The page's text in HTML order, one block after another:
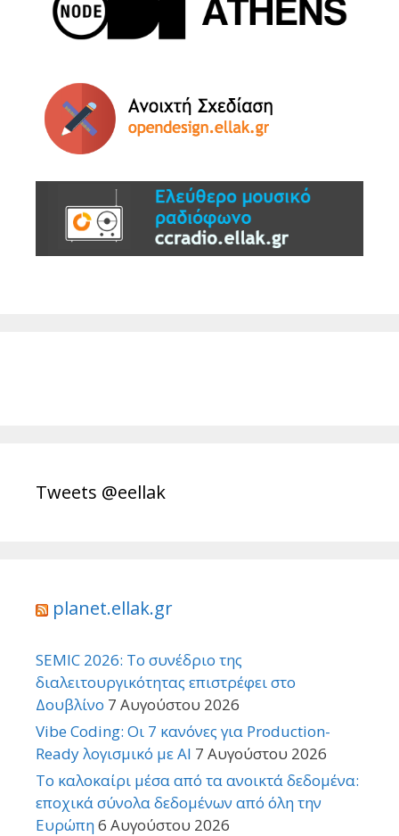
Tweets @eellak
planet.ellak.gr
SEMIC 2026: Το συνέδριο της
διαλειτουργικότητας επιστρέφει στο
Δουβλίνο 7 Αυγούστου 2026
Vibe Coding: Οι 7 κανόνες για Production-
Ready λογισμικό με AI 7 Αυγούστου 2026
Το καλοκαίρι μέσα από τα ανοικτά δεδομένα:
εποχικά σύνολα δεδομένων από όλη την
Ευρώπη6 Αυγούστου 2026